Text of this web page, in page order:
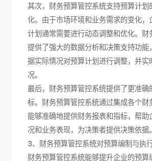
其次，财务预算管控系统支持预算计划
化。由于市场环境和业务需求的变化，
计划通常需要进行动态调整和优化。财
提供了强大的数据分析和决策支持功能
据实际情况对预算计划进行调整，并实
况。
最后，财务预算管控系统提供了更准确
标。财务预算管控系统通过集成各个财
能够准确地提供财务报表和指标，帮助
况和业务表现，为决策者提供决策依据。
3、财务预算管控系统对预算编制与执
财务预算管控系统能够提升企业的预算